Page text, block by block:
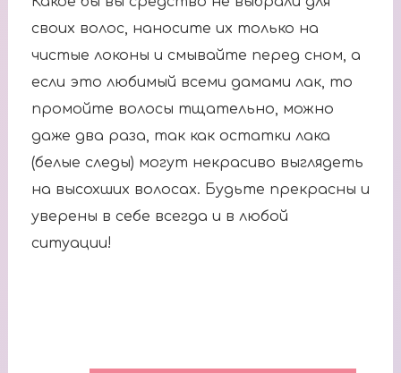
своих волос, наносите их только на
чистые локоны и смывайте перед сном, а
если это любимый всеми дамами лак, то
промойте волосы тщательно, можно
даже два раза, так как остатки лака
(белые следы) могут некрасиво выглядеть
на высохших волосах. Будьте прекрасны и
уверены в себе всегда и в любой
ситуации!